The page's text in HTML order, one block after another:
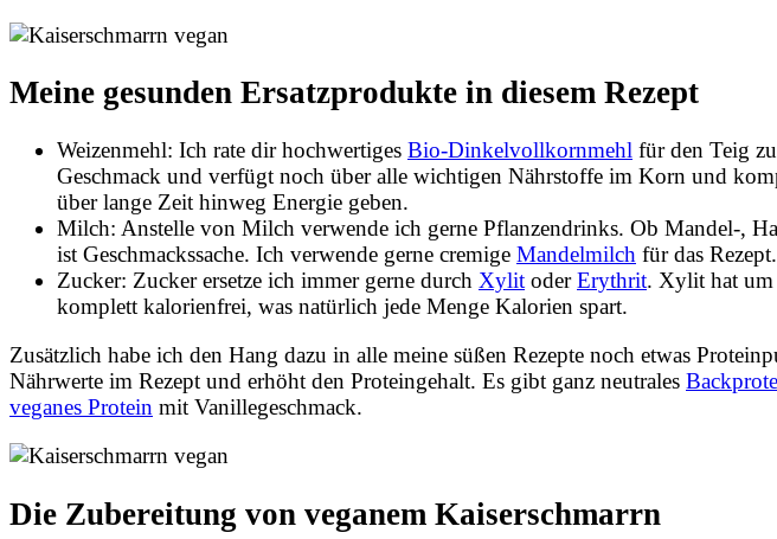
Meine gesunden Ersatzprodukte in diesem Rezept
Weizenmehl: Ich rate dir hochwertiges Bio-Dinkelvollkornmehl für den Teig
Geschmack und verfügt noch über alle wichtigen Nährstoffe im Korn und
über lange Zeit hinweg Energie geben.
Milch: Anstelle von Milch verwende ich gerne Pflanzendrinks. Ob Mandel-,
ist Geschmackssache. Ich verwende gerne cremige Mandelmilch für das Rezept.
Zucker: Zucker ersetze ich immer gerne durch Xylit oderErythrit. Xylit hat
komplett kalorienfrei, was natürlich jede Menge Kalorien spart.
Zusätzlich habe ich den Hang dazu in alle meine süßen Rezepte noch etwas
Nährwerte im Rezept und erhöht den Proteingehalt. Es gibt ganz neutrales
veganes Protein mit Vanillegeschmack.
Die Zubereitung von veganem Kaiserschmarrn